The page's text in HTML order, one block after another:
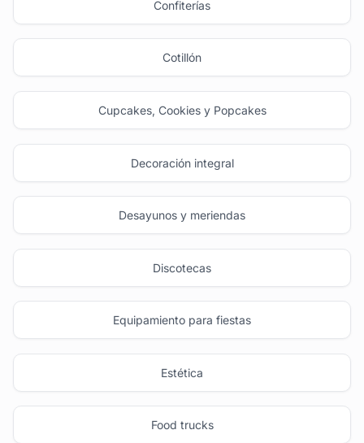
Confiterías
Cotillón
Cupcakes, Cookies y Popcakes
Decoración integral
Desayunos y meriendas
Discotecas
Equipamiento para fiestas
Estética
Food trucks